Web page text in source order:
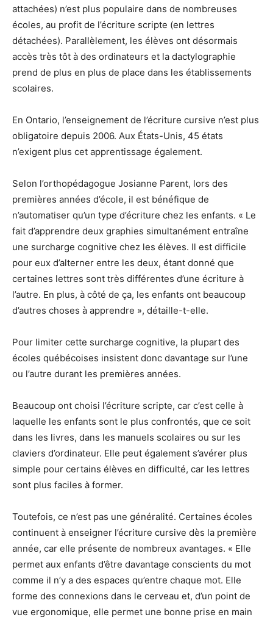
attachées) n’est plus populaire dans de nombreuses
écoles, au profit de l’écriture scripte (en lettres
détachées). Parallèlement, les élèves ont désormais
accès très tôt à des ordinateurs et la dactylographie
prend de plus en plus de place dans les établissements
scolaires.
En Ontario, l’enseignement de l’écriture cursive n’est plus
obligatoire depuis 2006. Aux États-Unis, 45 états
n’exigent plus cet apprentissage également.
Selon l’orthopédagogue Josianne Parent, lors des
premières années d’école, il est bénéfique de
n’automatiser qu’un type d’écriture chez les enfants. « Le
fait d’apprendre deux graphies simultanément entraîne
une surcharge cognitive chez les élèves. Il est difficile
pour eux d’alterner entre les deux, étant donné que
certaines lettres sont très différentes d’une écriture à
l’autre. En plus, à côté de ça, les enfants ont beaucoup
d’autres choses à apprendre », détaille-t-elle.
Pour limiter cette surcharge cognitive, la plupart des
écoles québécoises insistent donc davantage sur l’une
ou l’autre durant les premières années.
Beaucoup ont choisi l’écriture scripte, car c’est celle à
laquelle les enfants sont le plus confrontés, que ce soit
dans les livres, dans les manuels scolaires ou sur les
claviers d’ordinateur. Elle peut également s’avérer plus
simple pour certains élèves en difficulté, car les lettres
sont plus faciles à former.
Toutefois, ce n’est pas une généralité. Certaines écoles
continuent à enseigner l’écriture cursive dès la première
année, car elle présente de nombreux avantages. « Elle
permet aux enfants d’être davantage conscients du mot
comme il n’y a des espaces qu’entre chaque mot. Elle
forme des connexions dans le cerveau et, d’un point de
vue ergonomique, elle permet une bonne prise en main